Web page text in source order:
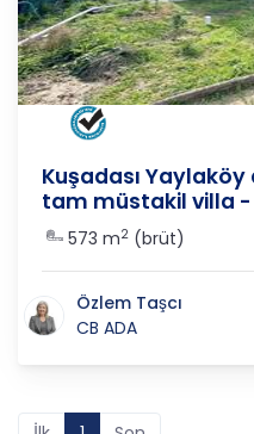
Kuşadası Yaylaköy
tam müstakil villa -
573 m2 (brüt)
Özlem Taşcı
CB ADA